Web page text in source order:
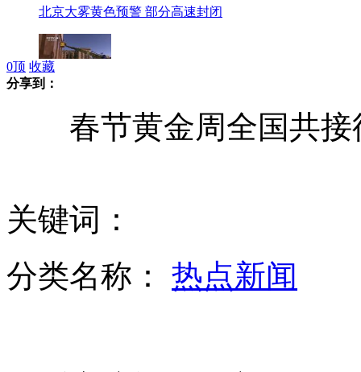
北京大雾黄色预警 部分高速封闭
南海舰队组织多型舰船演练攻防
0顶 收藏
分享到：
春节黄金周全国共接
关键词：
分类名称： 热点新闻